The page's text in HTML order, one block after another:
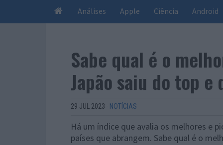
Análises Apple Ciência Android
Sabe qual é o
Japão saiu do top
29 JUL 2023 · NOTÍCIAS
Há um índice que avalia os melhores e
países que abrangem. Sabe qual é o